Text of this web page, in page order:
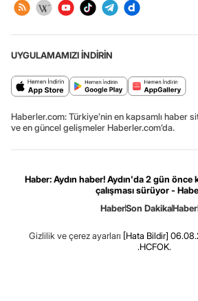
UYGULAMAMIZI İNDİRİN
Haberler.com: Türkiye’nin en kapsamlı haber
ve en güncel gelişmeler Haberler.com’da.
Haber: Aydın haber! Aydın'da 2 gün
çalışması sürüyor -
HaberSon Dakika
Gizlilik ve çerez ayarları [Hata Bildir]
.HCFOK.